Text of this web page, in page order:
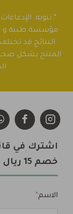
* تنويه:
مؤسسة طبية و
النتائج قد
المنتج بشكل
اشترك في
خصم 15 ريال
الاسم